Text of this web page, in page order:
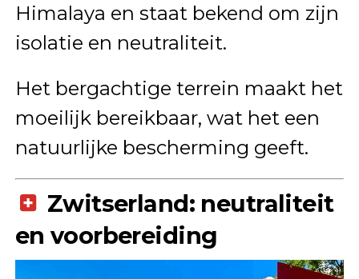
Himalaya en staat bekend om zijn
isolatie en neutraliteit.
Het bergachtige terrein maakt het
moeilijk bereikbaar, wat het een
natuurlijke bescherming geeft.
Zwitserland: neutraliteit
en voorbereiding